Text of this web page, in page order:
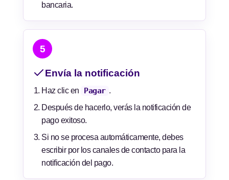
bancaria.
5
Envía la notificación
Haz clic en Pagar .
Después de hacerlo, verás la notificación de
pago exitoso.
Si no se procesa automáticamente, debes
escribir por los canales de contacto para la
notificación del pago.